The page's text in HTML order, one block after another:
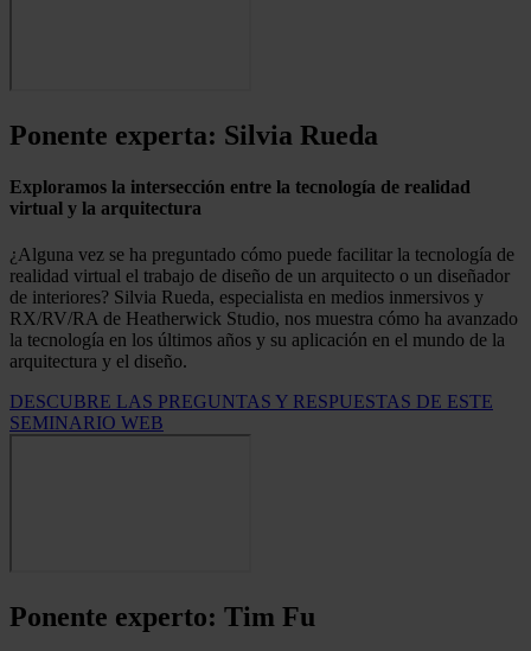
Ponente experta: Silvia Rueda
Exploramos la intersección entre la tecnología de realidad
virtual y la arquitectura
¿Alguna vez se ha preguntado cómo puede facilitar la tecnología de
realidad virtual el trabajo de diseño de un arquitecto o un diseñador
de interiores? Silvia Rueda, especialista en medios inmersivos y
RX/RV/RA de Heatherwick Studio, nos muestra cómo ha avanzado
la tecnología en los últimos años y su aplicación en el mundo de la
arquitectura y el diseño.
DESCUBRE LAS PREGUNTAS Y RESPUESTAS DE ESTE
SEMINARIO WEB
Ponente experto: Tim Fu